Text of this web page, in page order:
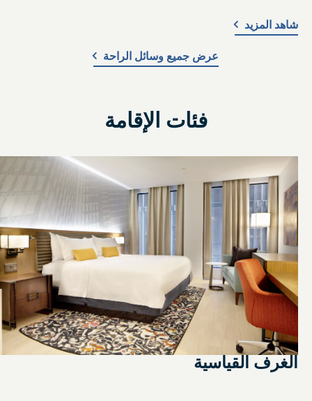
شاهد المزيد
عرض جميع وسائل الراحة
فئات الإقامة
الغرف القياسية